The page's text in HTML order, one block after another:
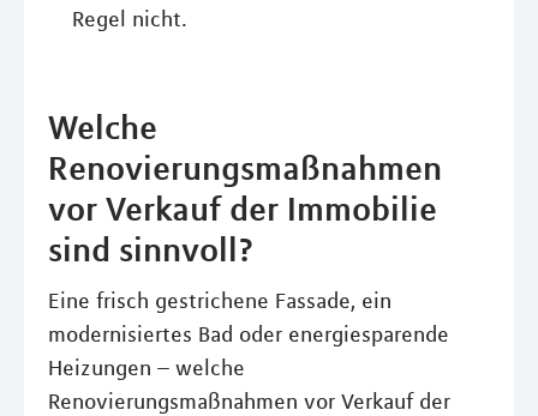
Regel nicht.
Welche
Renovierungsmaßnahmen
vor Verkauf der Immobilie
sind sinnvoll?
Eine frisch gestrichene Fassade, ein
modernisiertes Bad oder energiesparende
Heizungen – welche
Renovierungsmaßnahmen vor Verkauf der